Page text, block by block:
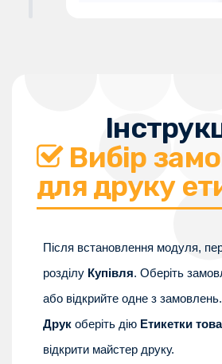
Вибір
для друку
Після встановлення модуля,
розділу Купівля. Оберіть
або відкрийте одне з
Друк оберіть дію Етикетки
відкрити майстер друку.